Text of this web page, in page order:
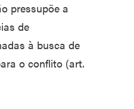
pressupõe a
de
à busca de
o conflito (art.